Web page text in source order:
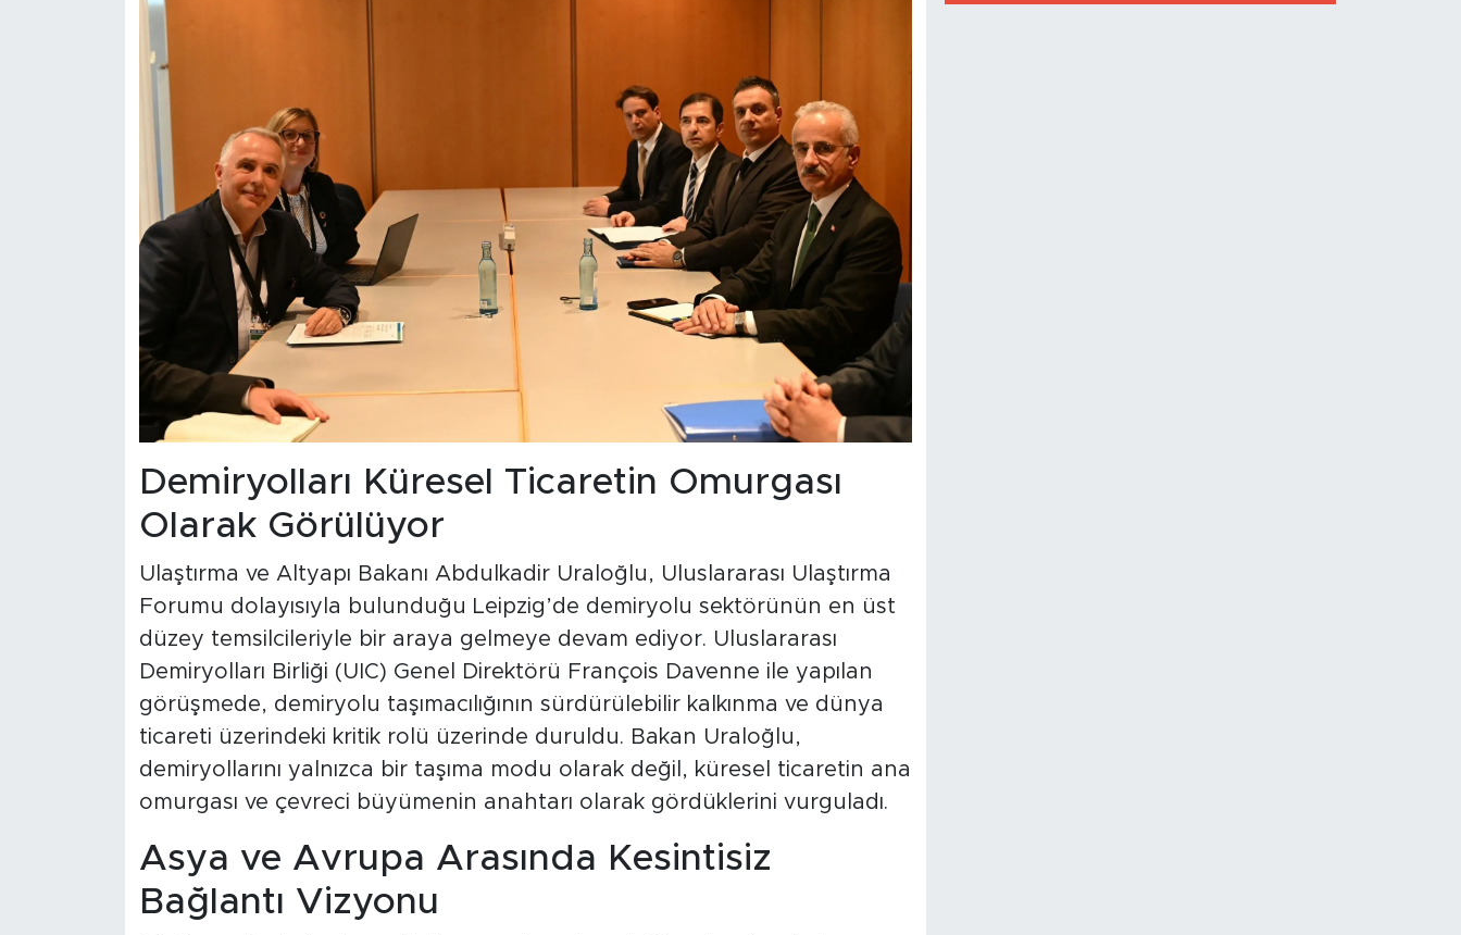
Demiryolları Küresel Ticaretin Omurgası
Olarak Görülüyor
Ulaştırma ve Altyapı Bakanı Abdulkadir Uraloğlu, Uluslararası Ulaştırma
Forumu dolayısıyla bulunduğu Leipzig’de demiryolu sektörünün en üst
düzey temsilcileriyle bir araya gelmeye devam ediyor. Uluslararası
Demiryolları Birliği (UIC) Genel Direktörü François Davenne ile yapılan
görüşmede, demiryolu taşımacılığının sürdürülebilir kalkınma ve dünya
ticareti üzerindeki kritik rolü üzerinde duruldu. Bakan Uraloğlu,
demiryollarını yalnızca bir taşıma modu olarak değil, küresel ticaretin ana
omurgası ve çevreci büyümenin anahtarı olarak gördüklerini vurguladı.
Asya ve Avrupa Arasında Kesintisiz
Bağlantı Vizyonu